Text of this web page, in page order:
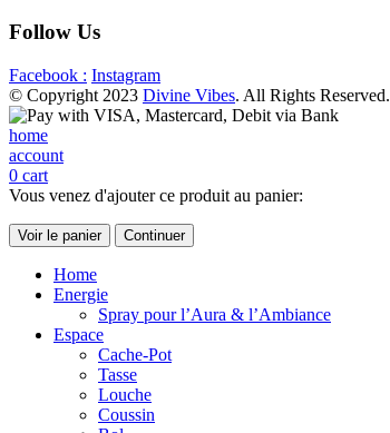
Follow Us
Facebook : Instagram
© Copyright 2023 Divine Vibes. All Rights Reserved.
home
account
0 cart
Vous venez d'ajouter ce produit au panier:
Voir le panier Continuer
Home
Energie
Spray pour l’Aura & l’Ambiance
Espace
Cache-Pot
Tasse
Louche
Coussin